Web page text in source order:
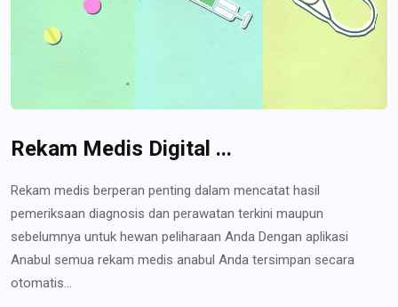
Rekam Medis Digital ...
Rekam medis berperan penting dalam mencatat hasil
pemeriksaan diagnosis dan perawatan terkini maupun
sebelumnya untuk hewan peliharaan Anda Dengan aplikasi
Anabul semua rekam medis anabul Anda tersimpan secara
otomatis...